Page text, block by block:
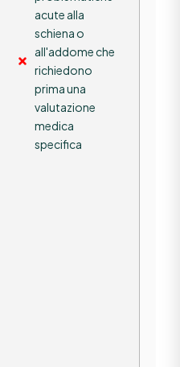
acute alla
schiena o
all'addome che
richiedono
prima una
valutazione
medica
specifica